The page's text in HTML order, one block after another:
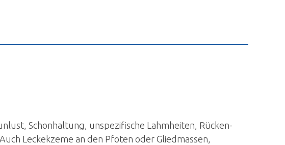
Schonhaltung, unspezifische Lahmheiten, Rücken-
Leckekzeme an den Pfoten oder Gliedmassen,